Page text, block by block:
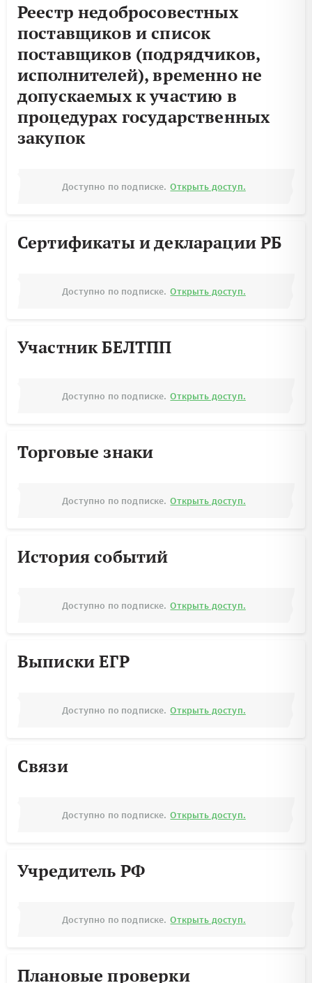
Реестр недобросовестных
поставщиков и список
поставщиков (подрядчиков,
исполнителей), временно не
допускаемых к участию в
процедурах государственных
закупок
Доступно по подписке. Открыть доступ.
Сертификаты и декларации РБ
Доступно по подписке. Открыть доступ.
Участник БЕЛТПП
Доступно по подписке. Открыть доступ.
Торговые знаки
Доступно по подписке. Открыть доступ.
История событий
Доступно по подписке. Открыть доступ.
Выписки ЕГР
Доступно по подписке. Открыть доступ.
Связи
Доступно по подписке. Открыть доступ.
Учредитель РФ
Доступно по подписке. Открыть доступ.
Плановые проверки